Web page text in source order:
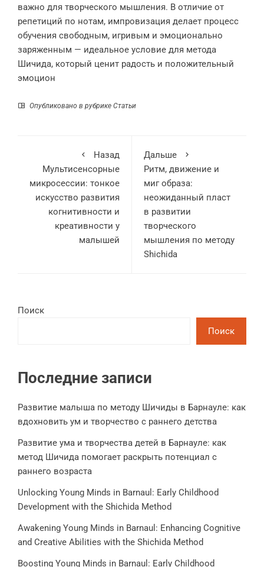
важно для творческого мышления. В отличие от
репетиций по нотам, импровизация делает процесс
обучения свободным, игривым и эмоционально
заряженным — идеальное условие для метода
Шичида, который ценит радость и положительный
эмоцион
Опубликовано в рубрике Статьи
Назад
Мультисенсорные
микросессии: тонкое
искусство развития
когнитивности и
креативности у
малышей
Дальше
Ритм, движение и
миг образа:
неожиданный пласт
в развитии
творческого
мышления по методу
Shichida
Поиск
Поиск
Последние записи
Развитие малыша по методу Шичиды в Барнауле: как
вдохновить ум и творчество с раннего детства
Развитие ума и творчества детей в Барнауле: как
метод Шичида помогает раскрыть потенциал с
раннего возраста
Unlocking Young Minds in Barnaul: Early Childhood
Development with the Shichida Method
Awakening Young Minds in Barnaul: Enhancing Cognitive
and Creative Abilities with the Shichida Method
Boosting Young Minds in Barnaul: Early Childhood